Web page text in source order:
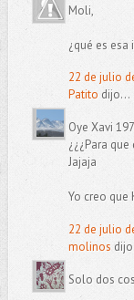
Moli,
¿qué es
22 de julio
Patito dijo...
Oye Xavi
¿¿¿Para
Jajaja
Yo creo que
22 de julio
molinos
Solo dos